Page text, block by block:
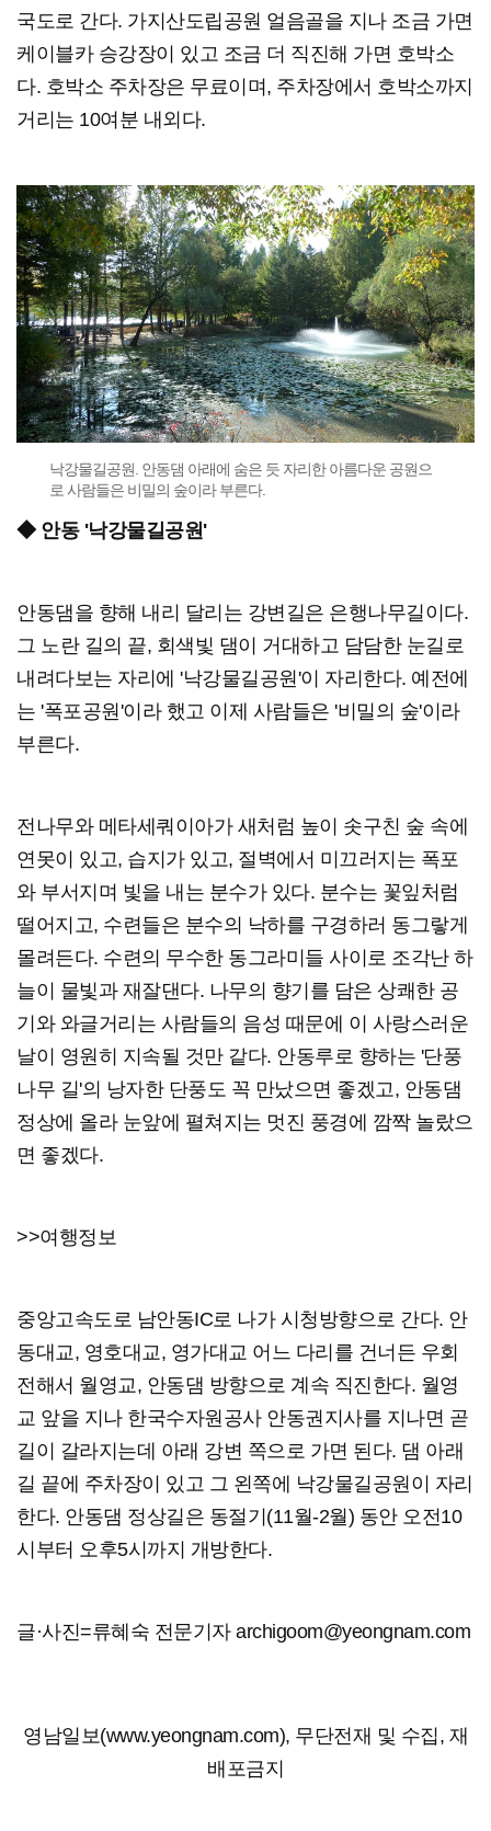
국도로 간다. 가지산도립공원 얼음골을 지나 조금 가면
케이블카 승강장이 있고 조금 더 직진해 가면 호박소
다. 호박소 주차장은 무료이며, 주차장에서 호박소까지
거리는 10여분 내외다.
낙강물길공원. 안동댐 아래에 숨은 듯 자리한 아름다운 공원으
로 사람들은 비밀의 숲이라 부른다.
◆ 안동 '낙강물길공원'
안동댐을 향해 내리 달리는 강변길은 은행나무길이다.
그 노란 길의 끝, 회색빛 댐이 거대하고 담담한 눈길로
내려다보는 자리에 '낙강물길공원'이 자리한다. 예전에
는 '폭포공원'이라 했고 이제 사람들은 '비밀의 숲'이라
부른다.
전나무와 메타세쿼이아가 새처럼 높이 솟구친 숲 속에
연못이 있고, 습지가 있고, 절벽에서 미끄러지는 폭포
와 부서지며 빛을 내는 분수가 있다. 분수는 꽃잎처럼
떨어지고, 수련들은 분수의 낙하를 구경하러 동그랗게
몰려든다. 수련의 무수한 동그라미들 사이로 조각난 하
늘이 물빛과 재잘댄다. 나무의 향기를 담은 상쾌한 공
기와 와글거리는 사람들의 음성 때문에 이 사랑스러운
날이 영원히 지속될 것만 같다. 안동루로 향하는 '단풍
나무 길'의 낭자한 단풍도 꼭 만났으면 좋겠고, 안동댐
정상에 올라 눈앞에 펼쳐지는 멋진 풍경에 깜짝 놀랐으
면 좋겠다.
>>여행정보
중앙고속도로 남안동IC로 나가 시청방향으로 간다. 안
동대교, 영호대교, 영가대교 어느 다리를 건너든 우회
전해서 월영교, 안동댐 방향으로 계속 직진한다. 월영
교 앞을 지나 한국수자원공사 안동권지사를 지나면 곧
길이 갈라지는데 아래 강변 쪽으로 가면 된다. 댐 아래
길 끝에 주차장이 있고 그 왼쪽에 낙강물길공원이 자리
한다. 안동댐 정상길은 동절기(11월-2월) 동안 오전10
시부터 오후5시까지 개방한다.
글·사진=류혜숙 전문기자 archigoom@yeongnam.com
영남일보(www.yeongnam.com), 무단전재 및 수집, 재
배포금지